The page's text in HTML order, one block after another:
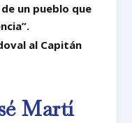
un pueblo que
al Capitán
Martí